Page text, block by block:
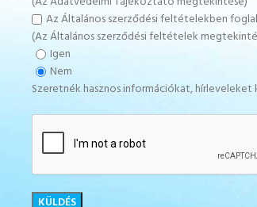
Az Általános szerződési feltételekben
(Az Általános szerződési feltételek
Igen
Nem
Szeretnék hasznos információkat,